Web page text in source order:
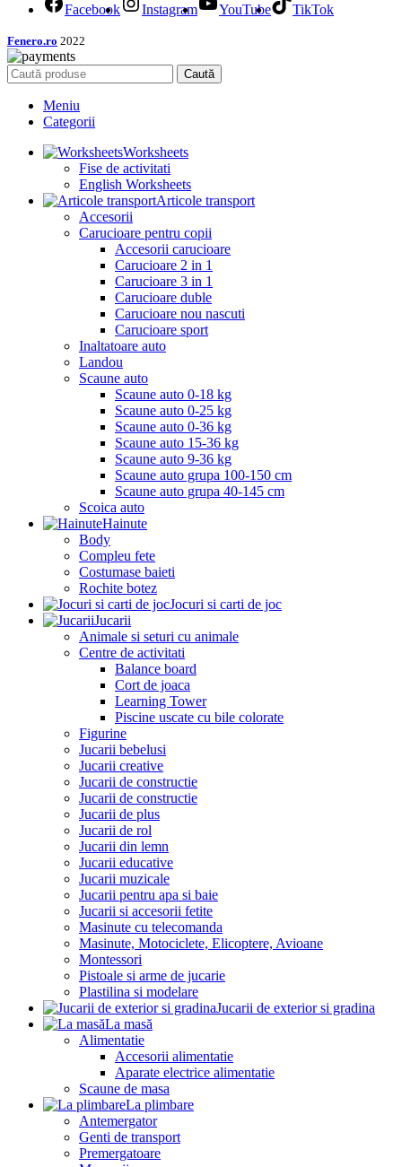
Facebook Instagram YouTube TikTok
Fenero.ro 2022
Caută
Meniu
Categorii
Worksheets
Fise de activitati
English Worksheets
Articole transport
Accesorii
Carucioare pentru copii
Accesorii carucioare
Carucioare 2 in 1
Carucioare 3 in 1
Carucioare duble
Carucioare nou nascuti
Carucioare sport
Inaltatoare auto
Landou
Scaune auto
Scaune auto 0-18 kg
Scaune auto 0-25 kg
Scaune auto 0-36 kg
Scaune auto 15-36 kg
Scaune auto 9-36 kg
Scaune auto grupa 100-150 cm
Scaune auto grupa 40-145 cm
Scoica auto
Hainute
Body
Compleu fete
Costumase baieti
Rochite botez
Jocuri si carti de joc
Jucarii
Animale si seturi cu animale
Centre de activitati
Balance board
Cort de joaca
Learning Tower
Piscine uscate cu bile colorate
Figurine
Jucarii bebelusi
Jucarii creative
Jucarii de constructie
Jucarii de constructie
Jucarii de plus
Jucarii de rol
Jucarii din lemn
Jucarii educative
Jucarii muzicale
Jucarii pentru apa si baie
Jucarii si accesorii fetite
Masinute cu telecomanda
Masinute, Motociclete, Elicoptere, Avioane
Montessori
Pistoale si arme de jucarie
Plastilina si modelare
Jucarii de exterior si gradina
La masă
Alimentatie
Accesorii alimentatie
Aparate electrice alimentatie
Scaune de masa
La plimbare
Antemergator
Genti de transport
Premergatoare